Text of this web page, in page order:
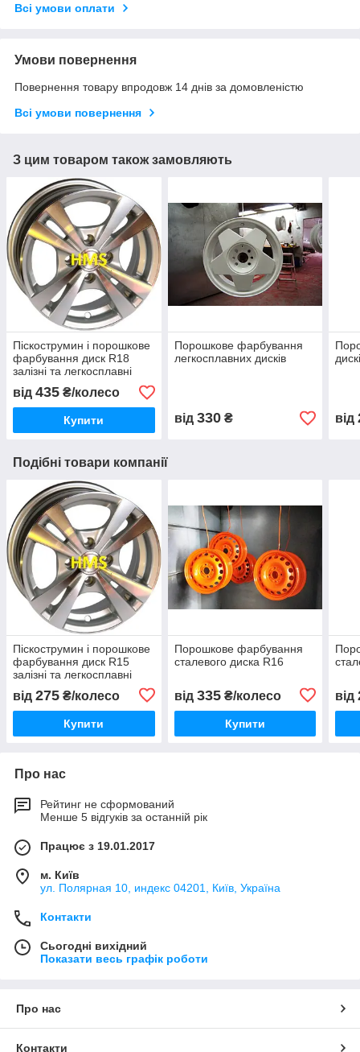
Всі умови оплати
Умови повернення
Повернення товару впродовж 14 днів за домовленістю
Всі умови повернення
З цим товаром також замовляють
Піскострумин і порошкове
фарбування диск R18
залізні та легкосплавні
литі
від 435 ₴/колесо
Купити
Порошкове фарбування
легкосплавних дисків
від 330₴ від
Подібні товари компанії
Піскострумин і порошкове
фарбування диск R15
залізні та легкосплавні
від 275 ₴/колесо
Купити
Порошкове фарбування
сталевого диска R16
від 335₴/колесо
Купити
від
Про нас
Рейтинг не сформований
Менше 5 відгуків за останній рік
Працює з 19.01.2017
м. Київ
ул. Полярная 10, индекс 04201, Київ, Україна
Контакти
Сьогодні вихідний
Показати весь графік роботи
Про нас
Контакти